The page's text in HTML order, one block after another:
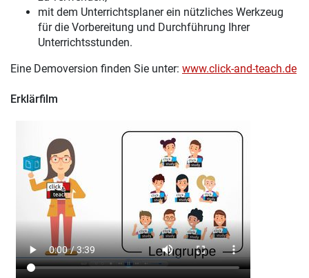
mit dem Unterrichtsplaner ein nützliches Werkzeug
für die Vorbereitung und Durchführung Ihrer
Unterrichtsstunden.
Eine Demoversion finden Sie unter: www.click-and-teach.de
Erklärfilm